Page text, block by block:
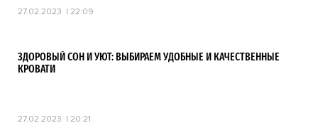
27.02.2023 22:09
ЗДОРОВЫЙ СОН И УЮТ: ВЫБИРАЕМ УДОБНЫЕ И КАЧЕСТВЕННЫЕ
КРОВАТИ
27.02.2023 20:21